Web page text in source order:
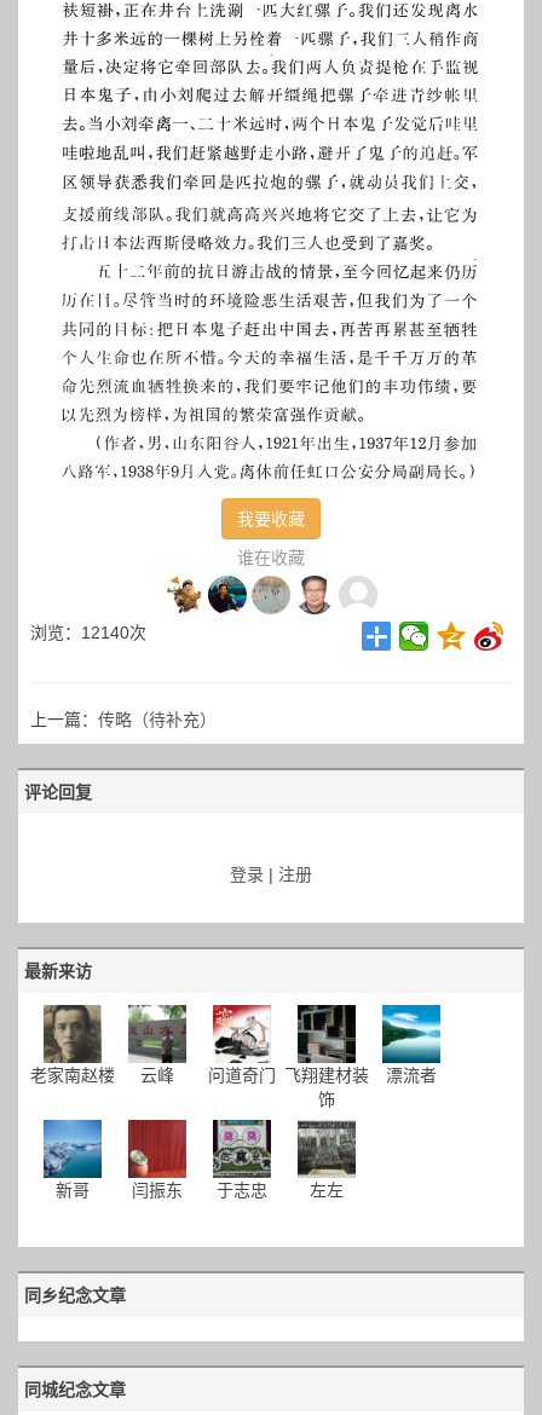
我要收藏
谁在收藏
浏览：12140次
上一篇： 传略（待补充）
评论回复
登录 | 注册
最新来访
老家南赵楼 云峰 问道奇门
飞翔建材装
饰
漂流者
新哥 闫振东 于志忠 左左
同乡纪念文章
同城纪念文章